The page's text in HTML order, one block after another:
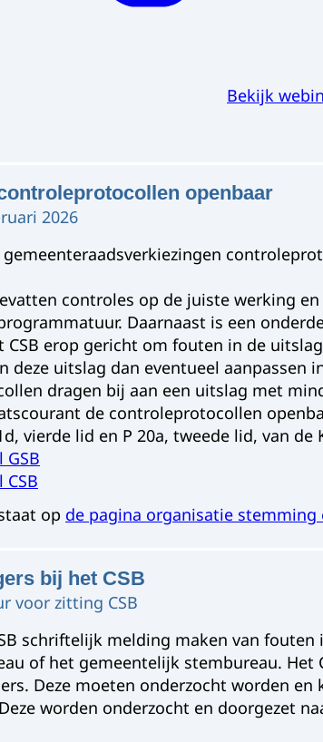
Bekijk
openbaar
2026
controles op de juiste werking
Daarnaast is een
erop gericht om fouten in de
deze uitslag dan eventueel aanpassen
dragen bij aan een uitslag met
de controleprotocollen
vierde lid en P 20a, tweede lid, van de
op de pagina organisatie stemming
bij het CSB
voor zitting CSB
schriftelijk melding maken van fouten
of het gemeentelijk stembureau. Het
Deze moeten onderzocht worden en
worden onderzocht en doorgezet